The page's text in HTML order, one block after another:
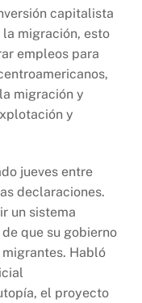
capitalista
migración, esto
empleos para
migración y
y
jueves entre
declaraciones.
un sistema
de que su gobierno
Habló
el proyecto